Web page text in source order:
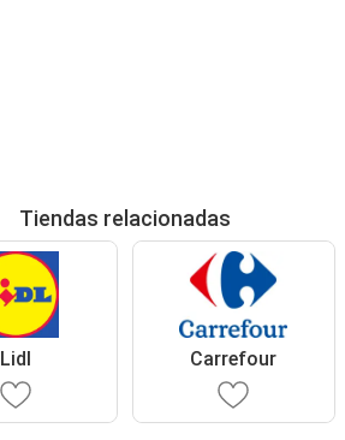
Tiendas relacionadas
Lidl Carrefour